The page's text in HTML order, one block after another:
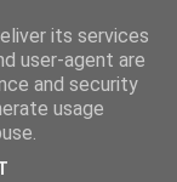
its services
user-agent are
and security
usage